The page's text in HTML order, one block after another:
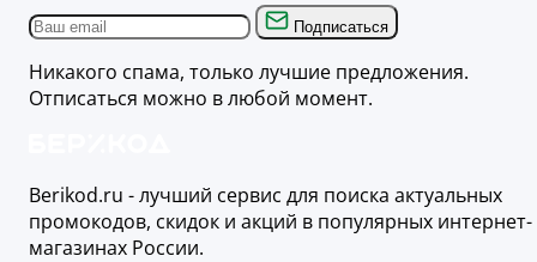
Подписаться
Никакого спама, только лучшие предложения.
Отписаться можно в любой момент.
Berikod.ru - лучший сервис для поиска актуальных
промокодов, скидок и акций в популярных интернет-
магазинах России.